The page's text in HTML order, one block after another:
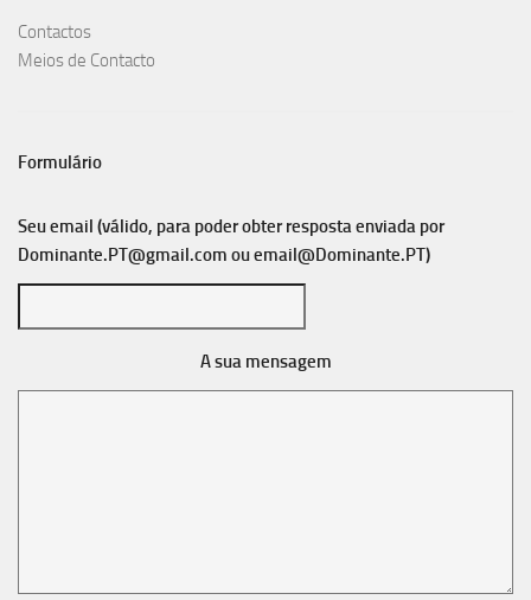
Contactos
Meios de Contacto
Formulário
Seu email (válido, para poder obter resposta enviada por
Dominante.PT@gmail.com ouemail@Dominante.PT)
A sua mensagem